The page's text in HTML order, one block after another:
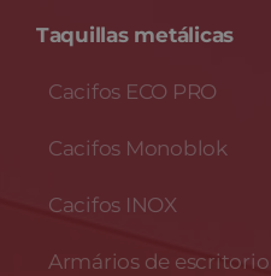
Taquillas metálicas
Cacifos ECO PRO
Cacifos Monoblok
Cacifos INOX
Armários de escritorio